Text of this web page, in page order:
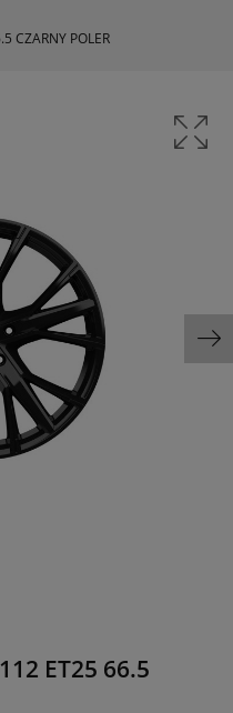
CZARNY POLER
ET25 66.5